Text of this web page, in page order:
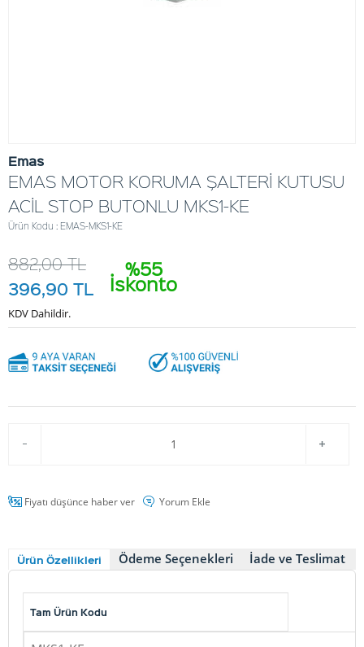
Emas
EMAS MOTOR KORUMA ŞALTERİ KUTUSU
ACİL STOP BUTONLU MKS1-KE
Ürün Kodu : EMAS-MKS1-KE
%55
İskonto
882,00TL
396,90 TL
KDV Dahildir.
Fiyatı düşünce haber ver Yorum Ekle
Ürün Özellikleri Ödeme Seçenekleri İade ve Teslimat
Tam Ürün Kodu